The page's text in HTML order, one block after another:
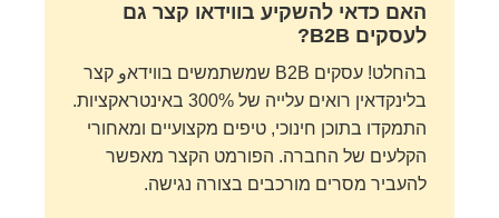
האם כדאי להשקיע בווידאו קצר גם
לעסקים B2B?
בהחלט! עסקים B2B שמשתמשים בווידאو קצר
בלינקדאין רואים עלייה של 300% באינטראקציות.
התמקדו בתוכן חינוכי, טיפים מקצועיים ומאחורי
הקלעים של החברה. הפורמט הקצר מאפשר
להעביר מסרים מורכבים בצורה נגישה.